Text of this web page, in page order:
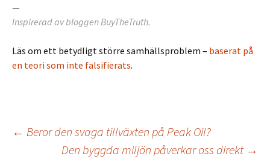
—
Inspirerad av bloggen BuyTheTruth.
Läs om ett betydligt större samhällsproblem – baserat på
en teori som inte falsifierats.
Inläggsnavigering
← Beror den svaga tillväxten på Peak Oil?
Den byggda miljön påverkar oss direkt →